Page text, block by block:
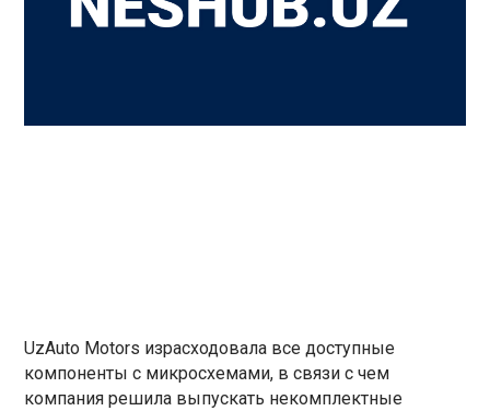
UzAuto Motors израсходовала все доступные
компоненты с микросхемами, в связи с чем
компания решила выпускать некомплектные